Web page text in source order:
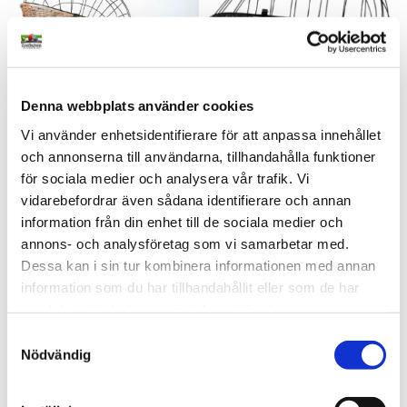
Denna webbplats använder cookies
Vi använder enhetsidentifierare för att anpassa innehållet
och annonserna till användarna, tillhandahålla funktioner
för sociala medier och analysera vår trafik. Vi
vidarebefordrar även sådana identifierare och annan
information från din enhet till de sociala medier och
annons- och analysföretag som vi samarbetar med.
Dessa kan i sin tur kombinera informationen med annan
information som du har tillhandahållit eller som de har
Nödvändig
För pakethållaren till hund
och katt
889kr 1 099kr
Cykelkorg Svart
För pakethållaren till hund
och katt
1 099kr 1 199kr
Lägg till i favoriter